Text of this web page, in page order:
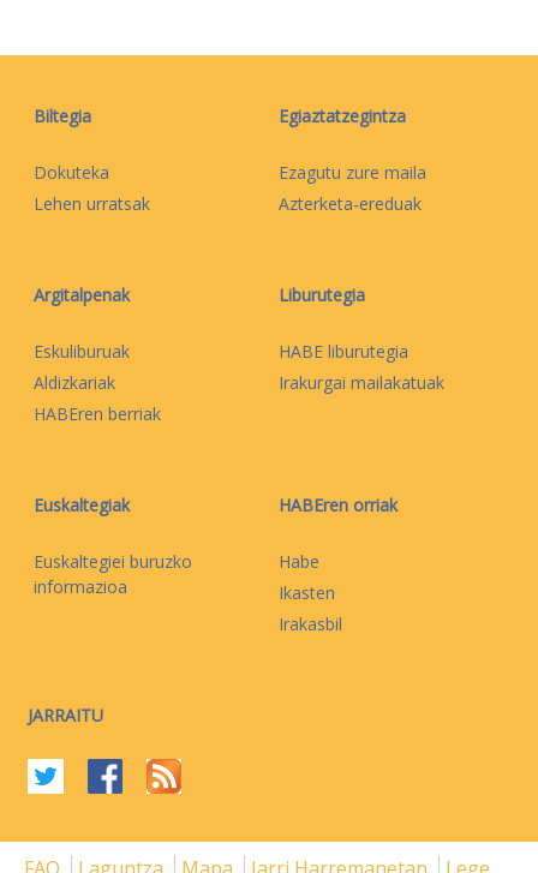
Biltegia
Dokuteka
Lehen urratsak
Egiaztatzegintza
Ezagutu zure maila
Azterketa-ereduak
Argitalpenak
Eskuliburuak
Aldizkariak
HABEren berriak
Liburutegia
HABE liburutegia
Irakurgai mailakatuak
Euskaltegiak
Euskaltegiei buruzko
informazioa
HABEren orriak
Habe
Ikasten
Irakasbil
JARRAITU